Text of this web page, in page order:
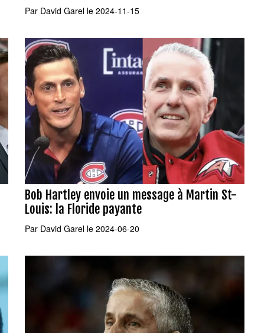
Par David Garel le 2024-11-15
Bob Hartley envoie un message à Martin St-
Louis: la Floride payante
Par David Garel le 2024-06-20